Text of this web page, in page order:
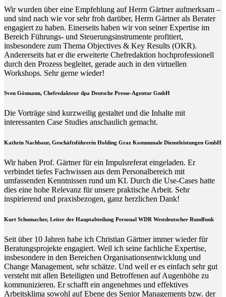
Wir wurden über eine Empfehlung auf Herrn Gärtner aufmerksam –
und sind nach wie vor sehr froh darüber, Herrn Gärtner als Berater
engagiert zu haben. Einerseits haben wir von seiner Expertise im
Bereich Führungs- und Steuerungsinstrumente profitiert,
insbesondere zum Thema Objectives & Key Results (OKR).
Andererseits hat er die erweiterte Chefredaktion hochprofessionell
durch den Prozess begleitet, gerade auch in den virtuellen
Workshops. Sehr gerne wieder!
Sven Gösmann, Chefredakteur dpa Deutsche Presse-Agentur GmbH
Die Vorträge sind kurzweilig gestaltet und die Inhalte mit
interessanten Case Studies anschaulich gemacht.
Kathrin Nachbaur, Geschäftsführerin Holding Graz Kommunale Dienstleistungen GmbH
Wir haben Prof. Gärtner für ein Impulsreferat eingeladen. Er
verbindet tiefes Fachwissen aus dem Personalbereich mit
umfassenden Kenntnissen rund um KI. Durch die Use-Cases hatte
dies eine hohe Relevanz für unsere praktische Arbeit. Sehr
inspirierend und praxisbezogen, ganz herzlichen Dank!
Kurt Schumacher, Leiter der Hauptabteilung Personal WDR Westdeutscher Rundfunk
Seit über 10 Jahren habe ich Christian Gärtner immer wieder für
Beratungsprojekte engagiert. Weil ich seine fachliche Expertise,
insbesondere in den Bereichen Organisationsentwicklung und
Change Management, sehr schätze. Und weil er es einfach sehr gut
versteht mit allen Beteiligten und Betroffenen auf Augenhöhe zu
kommunizieren. Er schafft ein angenehmes und effektives
Arbeitsklima sowohl auf Ebene des Senior Managements bzw. der